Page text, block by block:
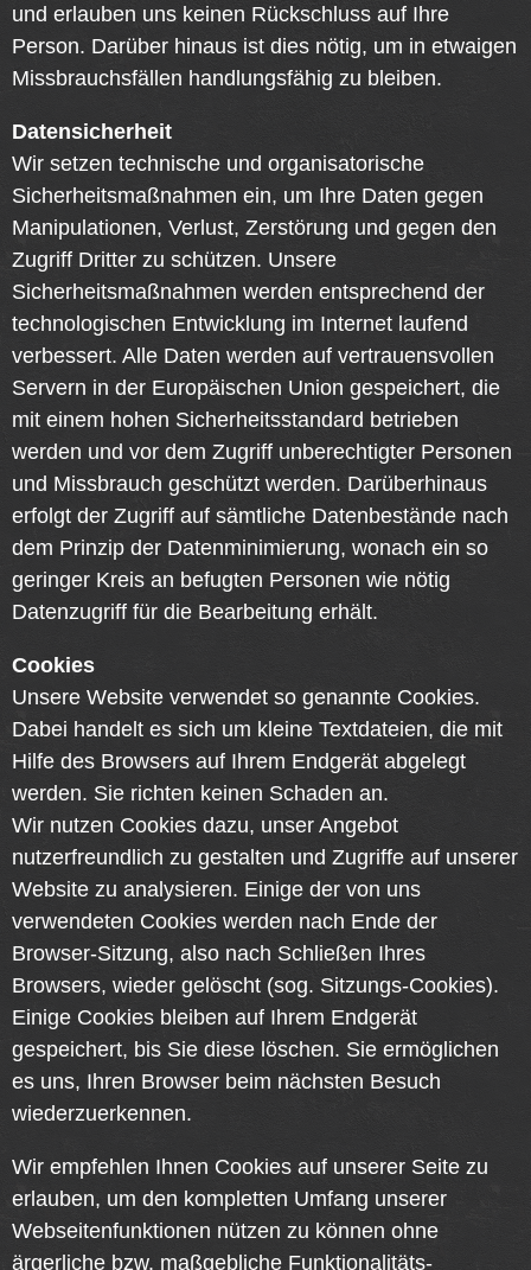
und erlauben uns keinen Rückschluss auf Ihre
Person. Darüber hinaus ist dies nötig, um in etwaigen
Missbrauchsfällen handlungsfähig zu bleiben.
Datensicherheit
Wir setzen technische und organisatorische
Sicherheitsmaßnahmen ein, um Ihre Daten gegen
Manipulationen, Verlust, Zerstörung und gegen den
Zugriff Dritter zu schützen. Unsere
Sicherheitsmaßnahmen werden entsprechend der
technologischen Entwicklung im Internet laufend
verbessert. Alle Daten werden auf vertrauensvollen
Servern in der Europäischen Union gespeichert, die
mit einem hohen Sicherheitsstandard betrieben
werden und vor dem Zugriff unberechtigter Personen
und Missbrauch geschützt werden. Darüberhinaus
erfolgt der Zugriff auf sämtliche Datenbestände nach
dem Prinzip der Datenminimierung, wonach ein so
geringer Kreis an befugten Personen wie nötig
Datenzugriff für die Bearbeitung erhält.
Cookies
Unsere Website verwendet so genannte Cookies.
Dabei handelt es sich um kleine Textdateien, die mit
Hilfe des Browsers auf Ihrem Endgerät abgelegt
werden. Sie richten keinen Schaden an.
Wir nutzen Cookies dazu, unser Angebot
nutzerfreundlich zu gestalten und Zugriffe auf unserer
Website zu analysieren. Einige der von uns
verwendeten Cookies werden nach Ende der
Browser-Sitzung, also nach Schließen Ihres
Browsers, wieder gelöscht (sog. Sitzungs-Cookies).
Einige Cookies bleiben auf Ihrem Endgerät
gespeichert, bis Sie diese löschen. Sie ermöglichen
es uns, Ihren Browser beim nächsten Besuch
wiederzuerkennen.
Wir empfehlen Ihnen Cookies auf unserer Seite zu
erlauben, um den kompletten Umfang unserer
Webseitenfunktionen nützen zu können ohne
ärgerliche bzw. maßgebliche Funktionalitäts-